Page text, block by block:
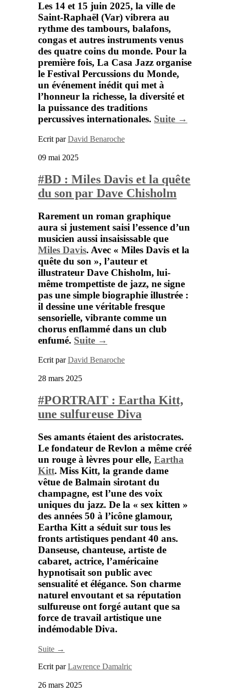
Les 14 et 15 juin 2025, la ville de
Saint-Raphaël (Var) vibrera au
rythme des tambours, balafons,
congas et autres instruments venus
des quatre coins du monde. Pour la
première fois, La Casa Jazz organise
le Festival Percussions du Monde,
un événement inédit qui met à
l’honneur la richesse, la diversité et
la puissance des traditions
percussives internationales. Suite →
Ecrit parDavid Benaroche
09 mai 2025
#BD : Miles Davis et la quête
du son par Dave Chisholm
Rarement un roman graphique
aura si justement saisi l’essence d’un
musicien aussi insaisissable que
Miles Davis. Avec « Miles Davis et la
quête du son », l’auteur et
illustrateur Dave Chisholm, lui-
même trompettiste de jazz, ne signe
pas une simple biographie illustrée :
il dessine une véritable fresque
sensorielle, vibrante comme un
chorus enflammé dans un club
enfumé. Suite →
Ecrit parDavid Benaroche
28 mars 2025
#PORTRAIT : Eartha Kitt,
une sulfureuse Diva
Ses amants étaient des aristocrates.
Le fondateur de Revlon a même créé
un rouge à lèvres pour elle, Eartha
Kitt. Miss Kitt, la grande dame
vêtue de Balmain sirotant du
champagne, est l’une des voix
uniques du jazz. De la « sex kitten »
des années 50 à l’icône glamour,
Eartha Kitt a séduit sur tous les
fronts artistiques pendant 40 ans.
Danseuse, chanteuse, artiste de
cabaret, actrice, l’américaine
hypnotisait son public avec
sensualité et élégance. Son charme
naturel envoutant et sa réputation
sulfureuse ont forgé autant que sa
force de travail artistique une
indémodable Diva.
Suite →
Ecrit parLawrence Damalric
26 mars 2025